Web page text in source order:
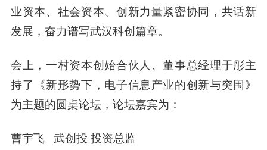
业资本、社会资本、创新力量紧密协同，共话新
发展，奋力谱写武汉科创篇章。
会上，一村资本创始合伙人、董事总经理于彤主
持了《新形势下，电子信息产业的创新与突围》
为主题的圆桌论坛，论坛嘉宾为：
曹宇飞武创投 投资总监